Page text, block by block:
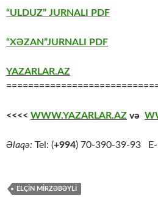
“ULDUZ” JURNALI PDF
“XƏZAN”JURNALI PDF
YAZARLAR.AZ
<<<< WWW.YAZARLAR.AZ və
Əlaqə: Tel: (+994) 70-390-39-93 E-
ELÇIN MIRZƏBƏYLI